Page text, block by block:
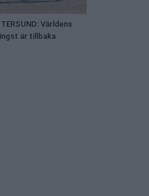
Världens
är tillbaka